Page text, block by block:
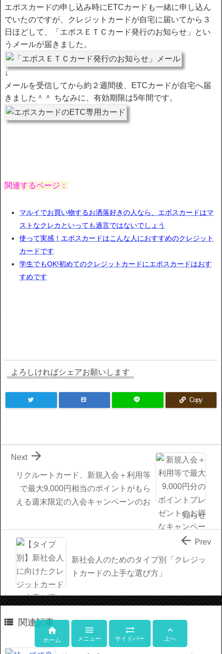
エポスカードの申し込み時にETCカードも一緒に申し込ん
でいたのですが、クレジットカードが自宅に届いてから３
日ほどして、「エポスＥＴＣカード発行のお知らせ」とい
うメールが届きました。
↓
メールを受信してから約２週間後、ETCカードが自宅へ届
きました＾＾ ちなみに、有効期限は5年間です。
関連するページ：
マルイでお買い物するお洒落好きの人なら、エポスカードはマ
ストなクレカといっても過言ではないでしょう
使って実感！エポスカードはこんな人におすすめのクレジット
カードです
学生でもOK!初めてのクレジットカードにエポスカードはおす
すめです
よろしければシェアお願いします
B! Copy
リクルートカード、新規入会＋利用等
で最大9,000円相当のポイントがもら
える週末限定の入会キャンペーンのお
知らせ

Next
新社会人のためのタイプ別「クレジッ
トカードの上手な選び方」
 Prev
 関連記事

ホーム

メニュー

サイドバー

上へ